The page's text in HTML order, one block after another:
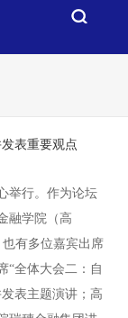
表重要观点
举行。作为论坛
融学院（高
有多位嘉宾出席
“全体大会二：自
表主题演讲；高